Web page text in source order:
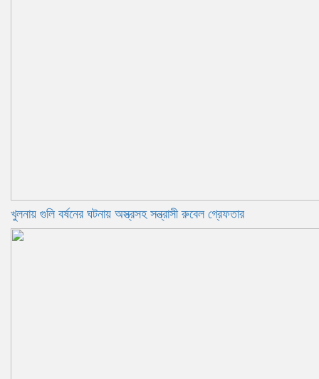
খুলনায় গুলি বর্ষনের ঘটনায় অস্ত্রসহ সন্ত্রাসী রুবেল গ্রেফতার